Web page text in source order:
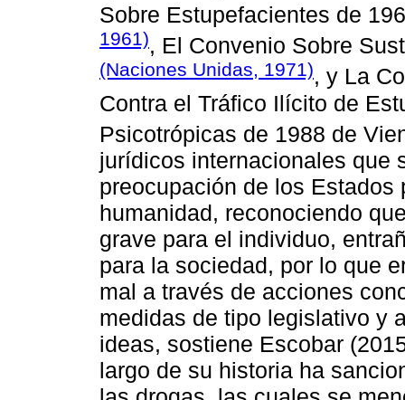
Sobre Estupefacientes de
1961), El Convenio Sobre
(Naciones Unidas, 1971), y La
Contra el Tráfico Ilícito de
Psicotrópicas de 1988 de
jurídicos internacionales que
preocupación de los
humanidad, reconociendo
grave para el individuo,
para la sociedad, por lo que
mal a través de acciones
medidas de tipo legislativo y
ideas, sostiene Escobar
largo de su historia ha